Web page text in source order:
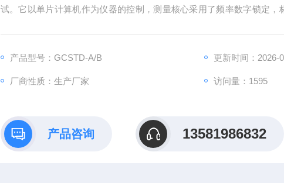
试。它以单片计算机作为仪器的控制，测量核心采用了频率数字锁定，
振点自动搜索，Q值量程自动转换，数值显示等新技术，改进了调谐回
产品型号：GCSTD-A/B
更新时间：2026-
厂商性质：生产厂家 访问量：1595
产品咨询 13581986832